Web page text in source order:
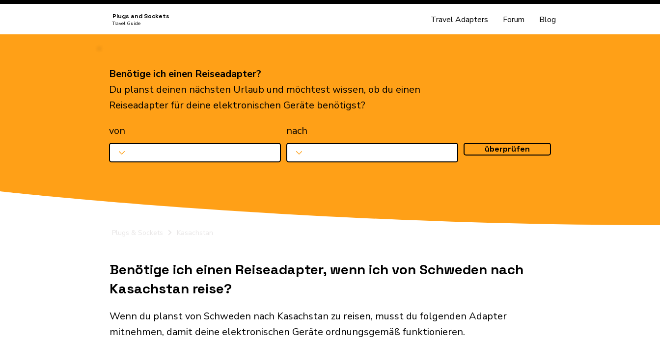
Plugs and Sockets
Travel Guide Travel Adapters Forum Blog
Benötige ich einen Reiseadapter?
Du planst deinen nächsten Urlaub und möchtest wissen, ob du einen
Reiseadapter für deine elektronischen Geräte benötigst?
von
nach
überprüfen
Plugs & Sockets Kasachstan
Benötige ich einen Reiseadapter, wenn ich von Schweden nach
Kasachstan reise?
Wenn du planst von Schweden nach Kasachstan zu reisen, musst du folgenden Adapter
mitnehmen, damit deine elektronischen Geräte ordnungsgemäß funktionieren.